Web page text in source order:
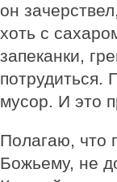
он
хоть с
запеканки,
потрудиться.
мусор. И это
Полагаю, что
Божьему, не